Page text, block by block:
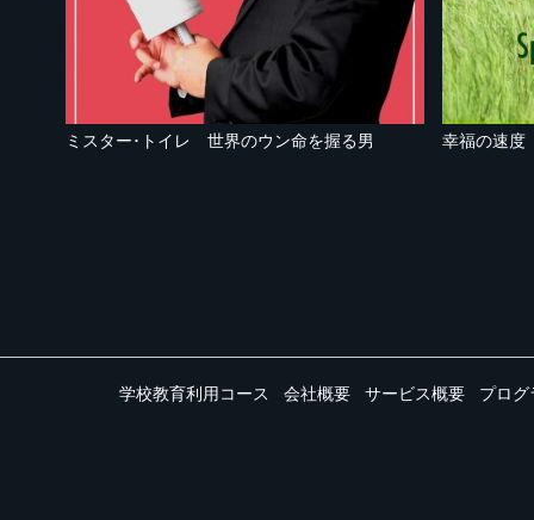
ミスター･トイレ 世界のウン命を握る男 幸福の速度
学校教育利用コース 会社概要 サービス概要 プログ